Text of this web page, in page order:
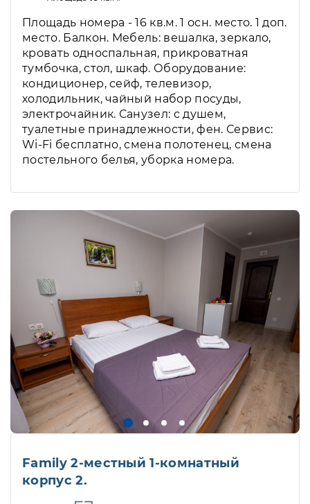
Площадь номера - 16 кв.м. 1 осн. место. 1 доп.
место. Балкон. Мебель: вешалка, зеркало,
кровать односпальная, прикроватная
тумбочка, стол, шкаф. Оборудование:
кондиционер, сейф, телевизор,
холодильник, чайный набор посуды,
электрочайник. Санузел: с душем,
туалетные принадлежности, фен. Сервис:
Wi-Fi бесплатно, смена полотенец, смена
постельного белья, уборка номера.
Family 2-местный 1-комнатный
корпус 2.